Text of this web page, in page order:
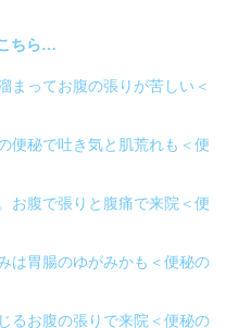
ちら…
まってお腹の張りが苦しい＜
便秘で吐き気と肌荒れも＜便
お腹で張りと腹痛で来院＜便
は胃腸のゆがみかも＜便秘の
るお腹の張りで来院＜便秘の